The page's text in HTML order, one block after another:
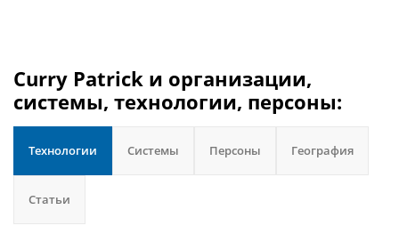
Curry Patrick и организации,
системы, технологии, персоны:
Технологии Системы Персоны География
Статьи